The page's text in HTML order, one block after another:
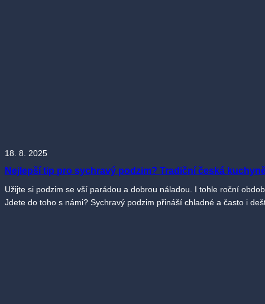
18. 8. 2025
Nejlepší tip pro sychravý podzim? Tradiční česká
Užijte si podzim se vší parádou a dobrou náladou. I tohle roční
Jdete do toho s námi? Sychravý podzim přináší chladné a často i